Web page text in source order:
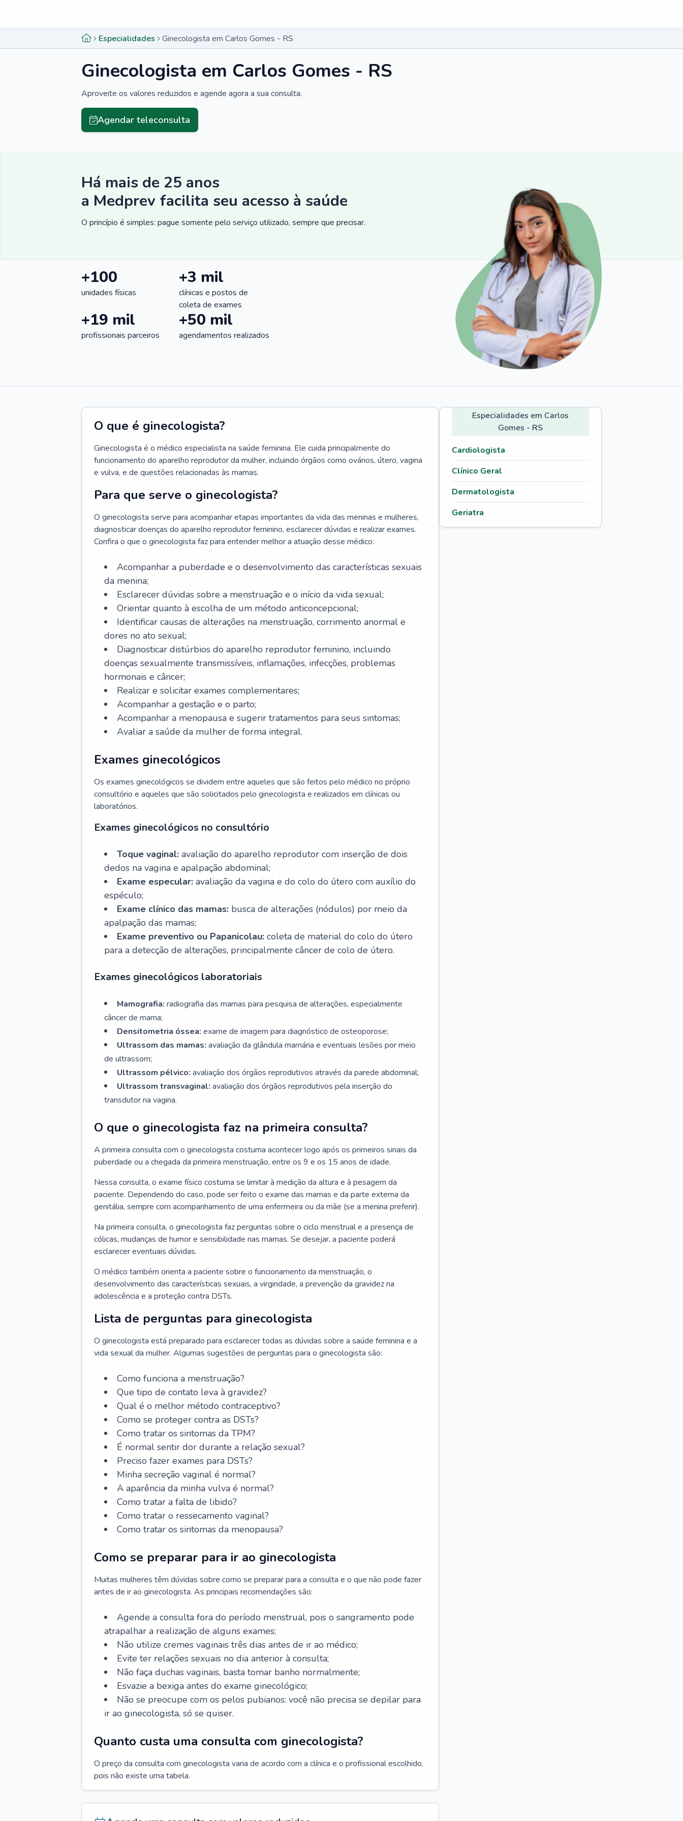
Especialidades Ginecologista em Carlos Gomes - RS
Ginecologista em Carlos Gomes - RS
Aproveite os valores reduzidos e agende agora a sua consulta.
Agendar teleconsulta
Há mais de 25 anos
a Medprev facilita seu acesso à saúde
O princípio é simples: pague somente pelo serviço utilizado, sempre que precisar.
+100
unidades físicas
+3 mil
clínicas e postos de
coleta de exames
+19 mil
profissionais parceiros
+50 mil
agendamentos realizados
O que é ginecologista?
Ginecologista é o médico especialista na saúde feminina. Ele cuida principalmente do
funcionamento do aparelho reprodutor da mulher, incluindo órgãos como ovários, útero, vagina
e vulva, e de questões relacionadas às mamas.
Para que serve o ginecologista?
O ginecologista serve para acompanhar etapas importantes da vida das meninas e mulheres,
diagnosticar doenças do aparelho reprodutor feminino, esclarecer dúvidas e realizar exames.
Confira o que o ginecologista faz para entender melhor a atuação desse médico:
Acompanhar a puberdade e o desenvolvimento das características sexuais
da menina;
Esclarecer dúvidas sobre a menstruação e o início da vida sexual;
Orientar quanto à escolha de um método anticoncepcional;
Identificar causas de alterações na menstruação, corrimento anormal e
dores no ato sexual;
Diagnosticar distúrbios do aparelho reprodutor feminino, incluindo
doenças sexualmente transmissíveis, inflamações, infecções, problemas
hormonais e câncer;
Realizar e solicitar exames complementares;
Acompanhar a gestação e o parto;
Acompanhar a menopausa e sugerir tratamentos para seus sintomas;
Avaliar a saúde da mulher de forma integral.
Exames ginecológicos
Os exames ginecológicos se dividem entre aqueles que são feitos pelo médico no próprio
consultório e aqueles que são solicitados pelo ginecologista e realizados em clínicas ou
laboratórios.
Exames ginecológicos no consultório
Toque vaginal: avaliação do aparelho reprodutor com inserção de dois
dedos na vagina e apalpação abdominal;
Exame especular: avaliação da vagina e do colo do útero com auxílio do
espéculo;
Exame clínico das mamas: busca de alterações (nódulos) por meio da
apalpação das mamas;
Exame preventivo ou Papanicolau: coleta de material do colo do útero
para a detecção de alterações, principalmente câncer de colo de útero.
Exames ginecológicos laboratoriais
Mamografia: radiografia das mamas para pesquisa de alterações, especialmente
câncer de mama;
Densitometria óssea: exame de imagem para diagnóstico de osteoporose;
Ultrassom das mamas: avaliação da glândula mamária e eventuais lesões por meio
de ultrassom;
Ultrassom pélvico: avaliação dos órgãos reprodutivos através da parede abdominal;
Ultrassom transvaginal: avaliação dos órgãos reprodutivos pela inserção do
transdutor na vagina.
O que o ginecologista faz na primeira consulta?
A primeira consulta com o ginecologista costuma acontecer logo após os primeiros sinais da
puberdade ou a chegada da primeira menstruação, entre os 9 e os 15 anos de idade.
Nessa consulta, o exame físico costuma se limitar à medição da altura e à pesagem da
paciente. Dependendo do caso, pode ser feito o exame das mamas e da parte externa da
genitália, sempre com acompanhamento de uma enfermeira ou da mãe (se a menina preferir).
Na primeira consulta, o ginecologista faz perguntas sobre o ciclo menstrual e a presença de
cólicas, mudanças de humor e sensibilidade nas mamas. Se desejar, a paciente poderá
esclarecer eventuais dúvidas.
O médico também orienta a paciente sobre o funcionamento da menstruação, o
desenvolvimento das características sexuais, a virgindade, a prevenção da gravidez na
adolescência e a proteção contra DSTs.
Lista de perguntas para ginecologista
O ginecologista está preparado para esclarecer todas as dúvidas sobre a saúde feminina e a
vida sexual da mulher. Algumas sugestões de perguntas para o ginecologista são:
Como funciona a menstruação?
Que tipo de contato leva à gravidez?
Qual é o melhor método contraceptivo?
Como se proteger contra as DSTs?
Como tratar os sintomas da TPM?
É normal sentir dor durante a relação sexual?
Preciso fazer exames para DSTs?
Minha secreção vaginal é normal?
A aparência da minha vulva é normal?
Como tratar a falta de libido?
Como tratar o ressecamento vaginal?
Como tratar os sintomas da menopausa?
Como se preparar para ir ao ginecologista
Muitas mulheres têm dúvidas sobre como se preparar para a consulta e o que não pode fazer
antes de ir ao ginecologista. As principais recomendações são:
Agende a consulta fora do período menstrual, pois o sangramento pode
atrapalhar a realização de alguns exames;
Não utilize cremes vaginais três dias antes de ir ao médico;
Evite ter relações sexuais no dia anterior à consulta;
Não faça duchas vaginais, basta tomar banho normalmente;
Esvazie a bexiga antes do exame ginecológico;
Não se preocupe com os pelos pubianos: você não precisa se depilar para
ir ao ginecologista, só se quiser.
Quanto custa uma consulta com ginecologista?
O preço da consulta com ginecologista varia de acordo com a clínica e o profissional escolhido,
pois não existe uma tabela.
Especialidades em Carlos
Gomes - RS
Cardiologista
Clínico Geral
Dermatologista
Geriatra